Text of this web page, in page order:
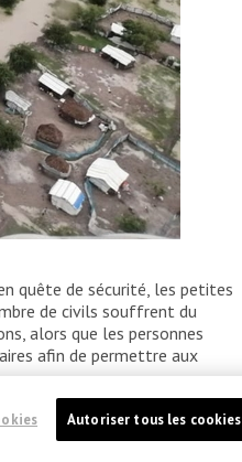
quête de sécurité, les petites
de civils souffrent du
alors que les personnes
afin de permettre aux
Autoriser tous les cookies